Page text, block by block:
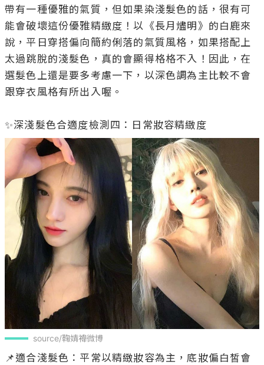
帶有一種優雅的氣質，但如果染淺髮色的話，很有可
能會破壞這份優雅精緻度！以《長月燼明》的白鹿來
說，平日穿搭偏向簡約俐落的氣質風格，如果搭配上
太過跳脫的淺髮色，真的會顯得格格不入！因此，在
選髮色上還是要多考慮一下，以深色調為主比較不會
跟穿衣風格有所出入喔。
source/鞠婧禕微博
📌適合淺髮色：平常以精緻妝容為主，底妝偏白皙會